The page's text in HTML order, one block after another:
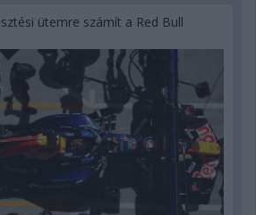
ütemre számít a Red Bull